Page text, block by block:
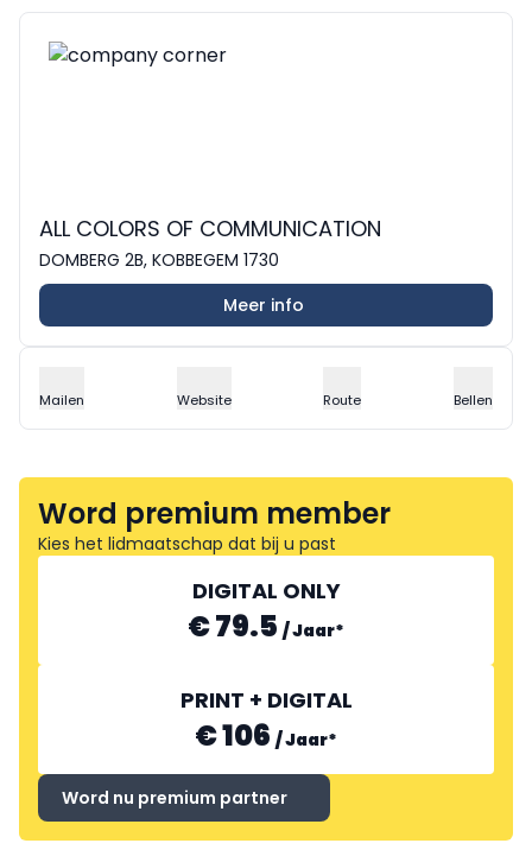
ALL COLORS OF COMMUNICATION
DOMBERG 2B, KOBBEGEM 1730
Meer info
Mailen Website Route Bellen
Word premium member
Kies het lidmaatschap dat bij u past
DIGITAL ONLY
€ 79.5 /Jaar*
PRINT + DIGITAL
€ 106 /Jaar*
Word nu premium partner